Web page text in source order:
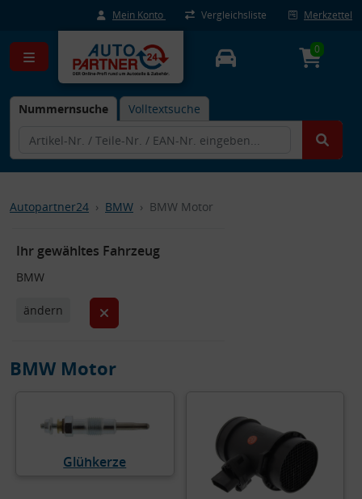
Mein Konto Vergleichsliste Merkzettel
Nummernsuche Volltextsuche
0
Autopartner24 BMW BMW Motor
Ihr gewähltes Fahrzeug
BMW
ändern
BMW Motor
Glühkerze